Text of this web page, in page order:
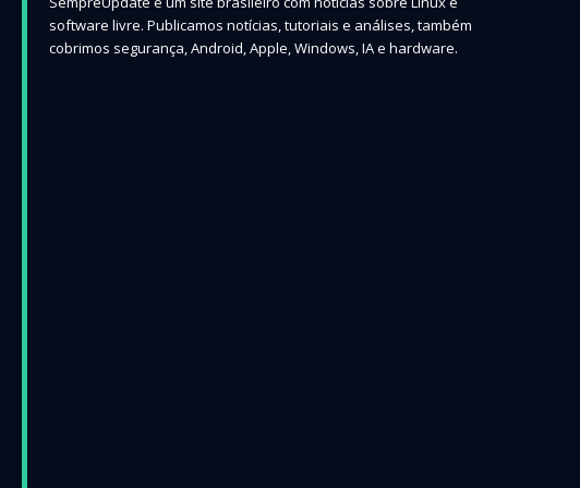
software livre. Publicamos notícias, tutoriais e análises, também
cobrimos segurança, Android, Apple, Windows, IA e hardware.